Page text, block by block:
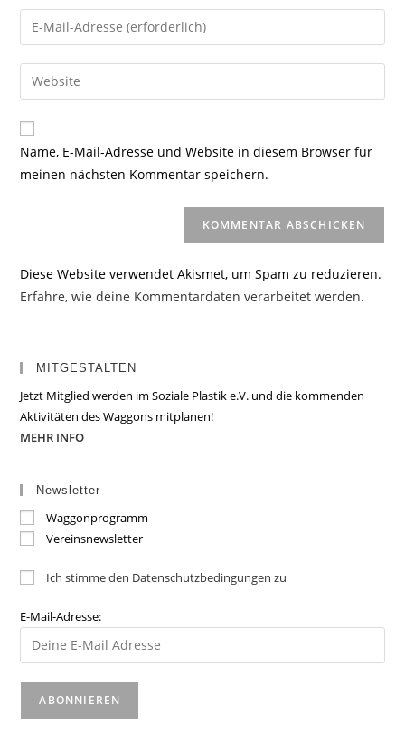
Namen
oder
zum
Kommentieren
ein
Gib
deine
E-
Mail-
zum
Kommentieren
ein
Gib
deine
Website-
URL
Name, E-Mail-Adresse und Website in diesem Browser für
meinen nächsten Kommentar speichern.
Diese Website verwendet Akismet, um Spam zu reduzieren.
Erfahre, wie deine Kommentardaten verarbeitet werden.
MITGESTALTEN
Jetzt Mitglied werden im Soziale Plastik e.V. und die kommenden
Aktivitäten des Waggons mitplanen!
MEHR INFO
Newsletter
Waggonprogramm
Vereinsnewsletter
Ich stimme den Datenschutzbedingungen zu
E-Mail-Adresse: